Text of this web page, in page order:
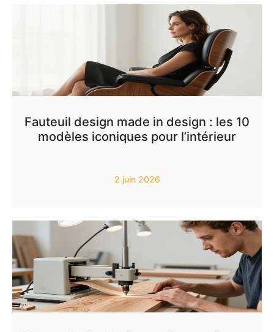
Fauteuil design made in design : les 10
modèles iconiques pour l’intérieur
2 juin 2026